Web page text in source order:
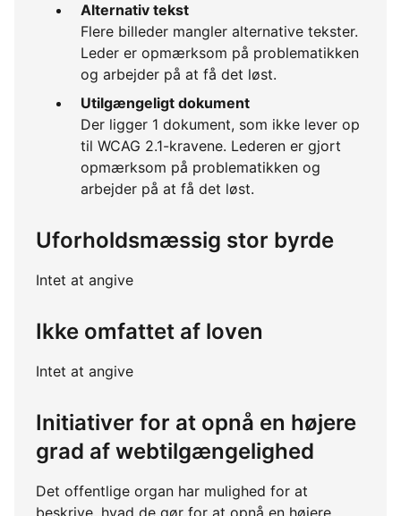
Alternativ tekst
Flere billeder mangler alternative tekster.
Leder er opmærksom på problematikken
og arbejder på at få det løst.
Utilgængeligt dokument
Der ligger 1 dokument, som ikke lever op
til WCAG 2.1-kravene. Lederen er gjort
opmærksom på problematikken og
arbejder på at få det løst.
Uforholdsmæssig stor byrde
Intet at angive
Ikke omfattet af loven
Intet at angive
Initiativer for at opnå en højere
grad af webtilgængelighed
Det offentlige organ har mulighed for at